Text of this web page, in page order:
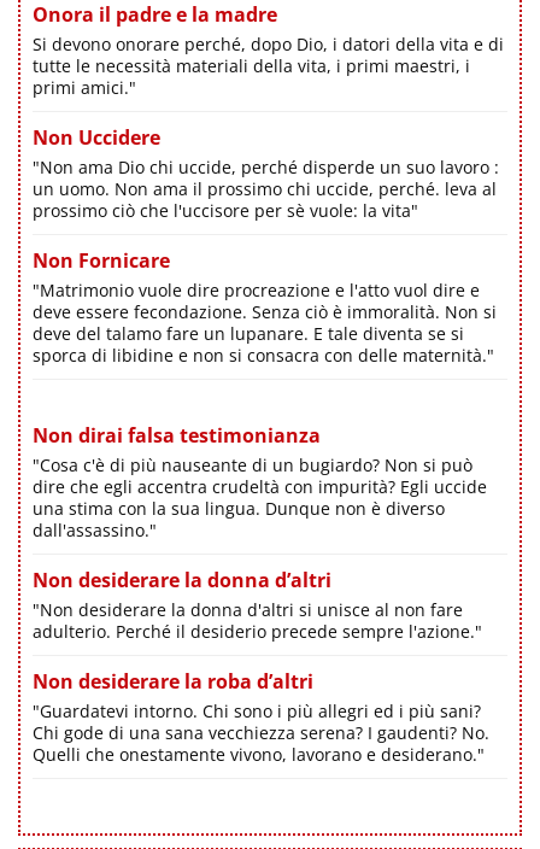
Onora il padre e la madre
Si devono onorare perché, dopo Dio, i datori della vita e di
tutte le necessità materiali della vita, i primi maestri, i
primi amici."
Non Uccidere
"Non ama Dio chi uccide, perché disperde un suo lavoro :
un uomo. Non ama il prossimo chi uccide, perché. leva al
prossimo ciò che l'uccisore per sè vuole: la vita"
Non Fornicare
"Matrimonio vuole dire procreazione e l'atto vuol dire e
deve essere fecondazione. Senza ciò è immoralità. Non si
deve del talamo fare un lupanare. E tale diventa se si
sporca di libidine e non si consacra con delle maternità."
Non dirai falsa testimonianza
"Cosa c'è di più nauseante di un bugiardo? Non si può
dire che egli accentra crudeltà con impurità? Egli uccide
una stima con la sua lingua. Dunque non è diverso
dall'assassino."
Non desiderare la donna d’altri
"Non desiderare la donna d'altri si unisce al non fare
adulterio. Perché il desiderio precede sempre l'azione."
Non desiderare la roba d’altri
"Guardatevi intorno. Chi sono i più allegri ed i più sani?
Chi gode di una sana vecchiezza serena? I gaudenti? No.
Quelli che onestamente vivono, lavorano e desiderano."